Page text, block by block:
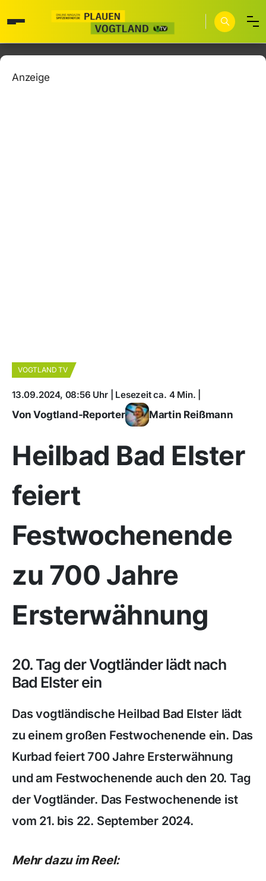
Anzeige
VOGTLAND TV
13.09.2024, 08:56 Uhr | Lesezeit ca. 4 Min. |
Von Vogtland-Reporter Martin Reißmann
Heilbad Bad Elster
feiert
Festwochenende
zu 700 Jahre
Ersterwähnung
20. Tag der Vogtländer lädt nach
Bad Elster ein
Das vogtländische Heilbad Bad Elster lädt
zu einem großen Festwochenende ein. Das
Kurbad feiert 700 Jahre Ersterwähnung
und am Festwochenende auch den 20. Tag
der Vogtländer. Das Festwochenende ist
vom 21. bis 22. September 2024.
Mehr dazu im Reel: